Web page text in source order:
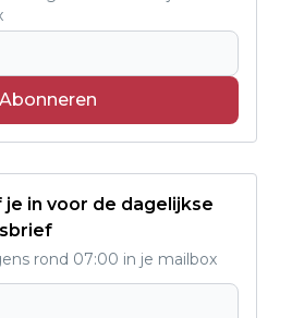
Abonneren
je in voor de dagelijkse
rond 07:00 in je mailbox